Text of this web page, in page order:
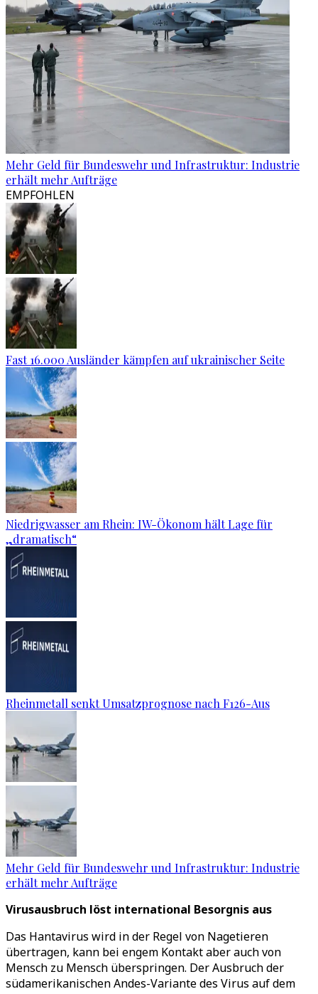
Mehr Geld für Bundeswehr und Infrastruktur: Industrie
erhält mehr Aufträge
EMPFOHLEN
Fast 16.000 Ausländer kämpfen auf ukrainischer Seite
Niedrigwasser am Rhein: IW-Ökonom hält Lage für
„dramatisch“
Rheinmetall senkt Umsatzprognose nach F126-Aus
Mehr Geld für Bundeswehr und Infrastruktur: Industrie
erhält mehr Aufträge
Virusausbruch löst international Besorgnis aus
Das Hantavirus wird in der Regel von Nagetieren
übertragen, kann bei engem Kontakt aber auch von
Mensch zu Mensch überspringen. Der Ausbruch der
südamerikanischen Andes-Variante des Virus auf dem